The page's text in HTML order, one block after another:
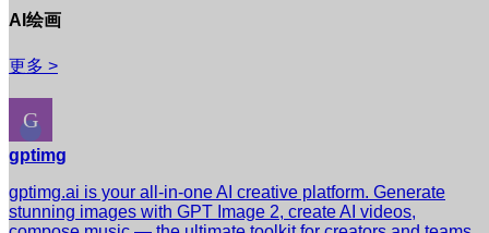
AI绘画
更多 >
gptimg
gptimg.ai is your all-in-one AI creative platform. Generate
stunning images with GPT Image 2, create AI videos,